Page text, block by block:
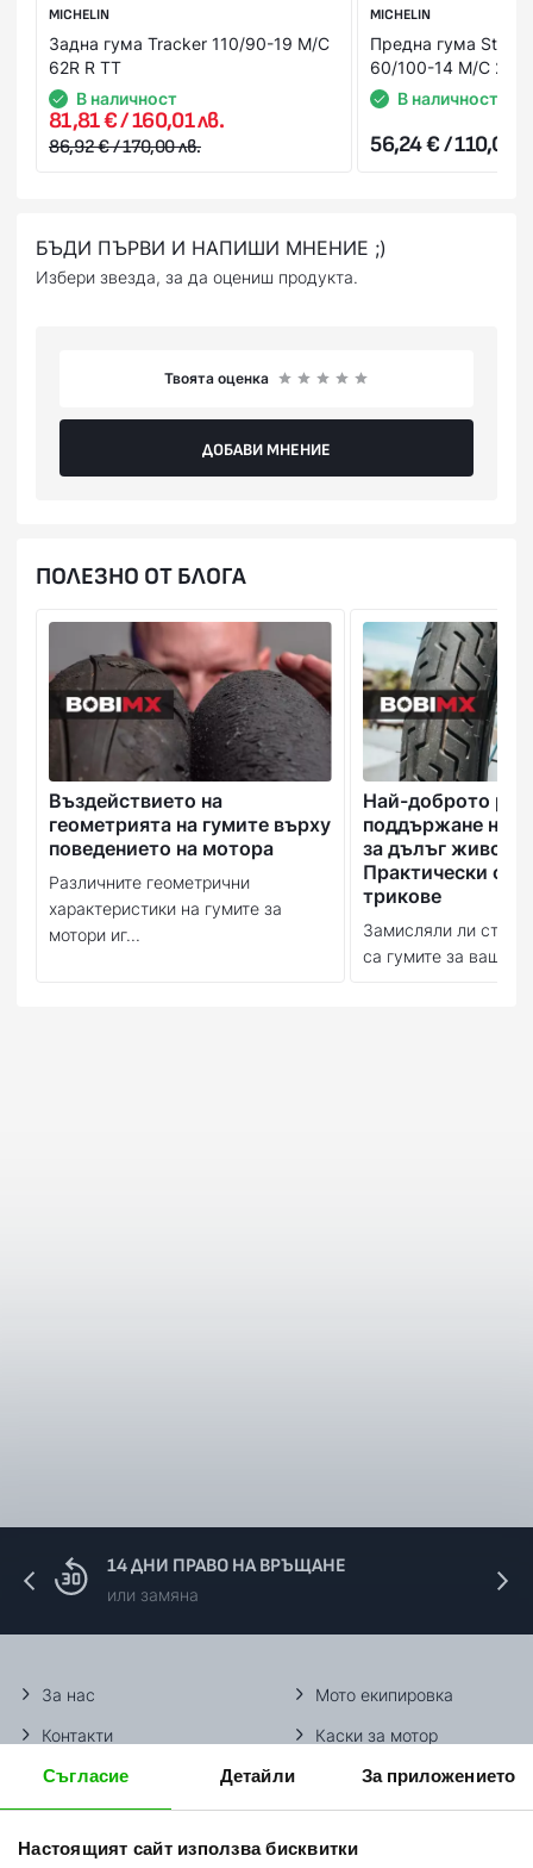
Съгласие Детайли За приложението
Настоящият сайт използва бисквитки
MICHELIN
Задна гума Tracker 110/90-19 M/C
62R R TT
В наличност
81,81 € / 160,01 лв.
86,92 € / 170,00 лв.
MICHELIN
Предна гума
60/100-14 M/C 29M
В наличност
56,24 € / 110,00
БЪДИ ПЪРВИ И НАПИШИ МНЕНИЕ ;)
Избери звезда, за да оцениш продукта.
Твоята оценка
ДОБАВИ МНЕНИЕ
ПОЛЕЗНО ОТ БЛОГА
Въздействието на
геометрията на гумите върху
поведението на мотора
Различните геометрични
характеристики на гумите за
мотори иг...
Най-доброто
поддържане на
за дълъг живот:
Практически
трикове
Замисляли ли сте
са гумите за вашия
14 ДНИ ПРАВО НА ВРЪЩАНЕ
или замяна
За нас
Контакти
Методи доставка
Начини плащане
Връщане на стока
Мото екипировка
Каски за мотор
Ботуши за мотор
Гуми за мотор
Очила за мотор